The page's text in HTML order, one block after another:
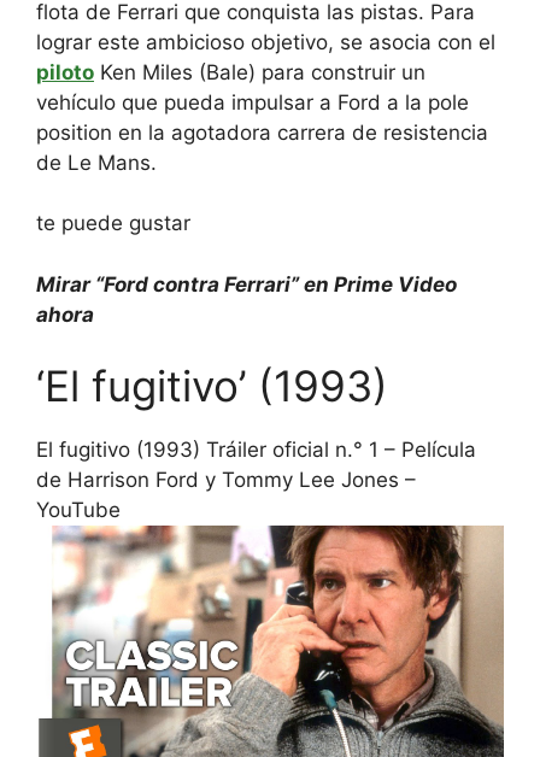
flota de Ferrari que conquista las pistas. Para
lograr este ambicioso objetivo, se asocia con el
piloto Ken Miles (Bale) para construir un
vehículo que pueda impulsar a Ford a la pole
position en la agotadora carrera de resistencia
de Le Mans.
te puede gustar
Mirar “Ford contra Ferrari” en Prime Video
ahora
‘El fugitivo’ (1993)
El fugitivo (1993) Tráiler oficial n.° 1 – Película
de Harrison Ford y Tommy Lee Jones –
YouTube